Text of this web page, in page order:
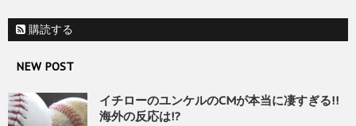
購読する
NEW POST
イチローのユンケルのCMが本当に凄すぎる!!
海外の反応は!?